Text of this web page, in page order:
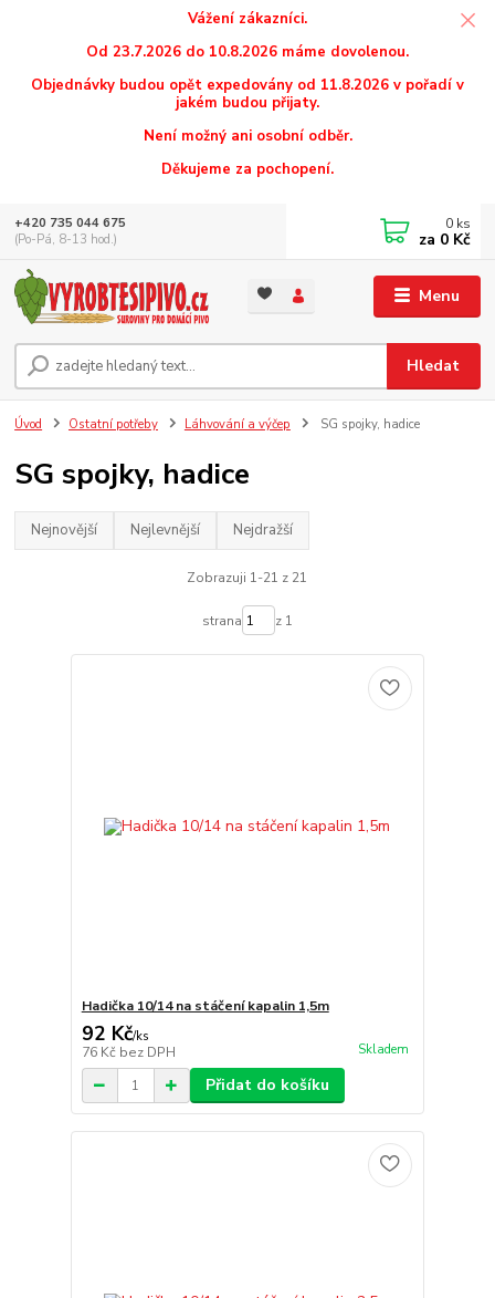
Vážení zákazníci.
Od 23.7.2026 do 10.8.2026 máme dovolenou.
Objednávky budou opět expedovány od 11.8.2026 v pořadí v
jakém budou přijaty.
Není možný ani osobní odběr.
Děkujeme za pochopení.
Menu
Hledat
+420 735 044 675
(Po-Pá, 8-13 hod.)
0 ks
za 0 Kč
Úvod Ostatní potřeby Láhvování a výčep SG spojky, hadice
SG spojky, hadice
Nejnovější Nejlevnější Nejdražší
Zobrazuji 1-21 z 21
strana z 1
Hadička 10/14 na stáčení kapalin 1,5m
92 Kč/ks
76 Kč bez DPH Skladem
Přidat do košíku